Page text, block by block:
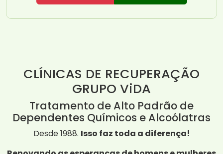
CLÍNICAS DE RECUPERAÇÃO
GRUPO ViDA
Tratamento de Alto Padrão de
Dependentes Químicos e Alcoólatras
Desde 1988. Isso faz toda a diferença!